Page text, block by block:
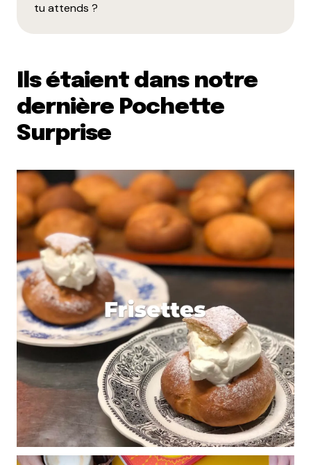
Guichard @labgastronomierapide
Clémence
27 novembre 2020 à 14 h 59 min
Répondre
champs obligatoires sont indiqués avec*
Dis-nous tout *
Name*
E-mail*
Prévenez-moi de tous les nouveaux commentaires
par e-mail.
tu attends ?
Ils étaient dans notre
dernière Pochette
Surprise